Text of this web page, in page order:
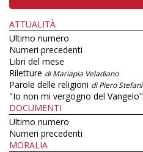
ATTUALITÀ
Ultimo numero
Numeri precedenti
Libri del mese
Riletture di Mariapia Veladiano
Parole delle religioni di Piero Stefani
"Io non mi vergogno del Vangelo"
DOCUMENTI
Ultimo numero
Numeri precedenti
MORALIA